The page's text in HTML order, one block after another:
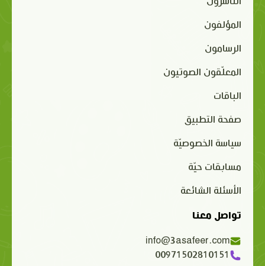
الناشرون
المؤلفون
الرسامون
المعلّقون الصوتيون
الباقات
صفحة التطبيق
سياسة الخصوصيّة
مسابقات حيّة
الأسئلة الشائعة
تواصل معنا
info@3asafeer.com
00971502810151